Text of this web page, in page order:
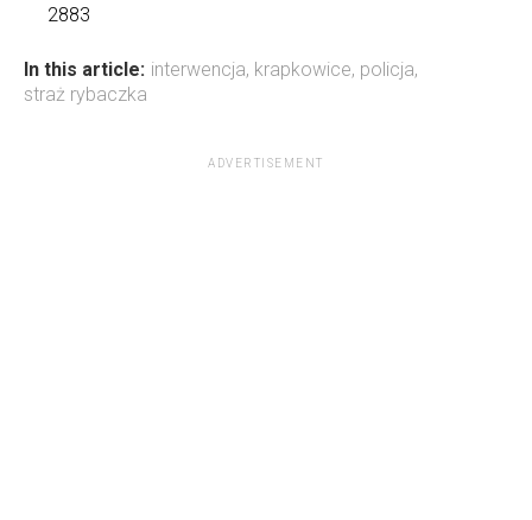
2883
In this article: interwencja, krapkowice, policja,
straż rybaczka
ADVERTISEMENT